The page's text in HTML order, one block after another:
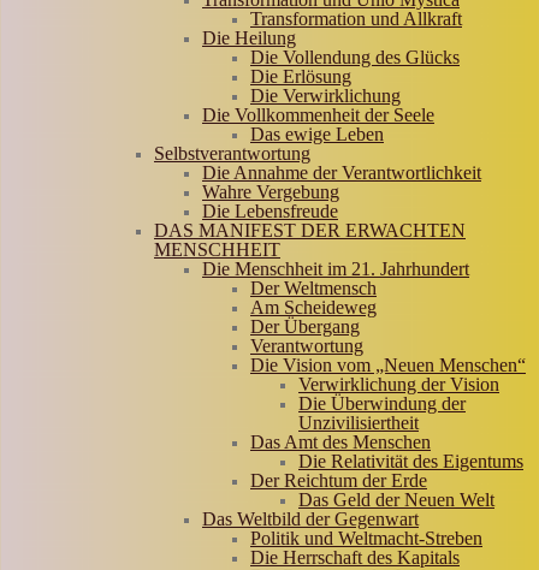
Transformation und Allkraft
Die Heilung
Die Vollendung des Glücks
Die Erlösung
Die Verwirklichung
Die Vollkommenheit der Seele
Das ewige Leben
Selbstverantwortung
Die Annahme der Verantwortlichkeit
Wahre Vergebung
Die Lebensfreude
DAS MANIFEST DER ERWACHTEN
MENSCHHEIT
Die Menschheit im 21. Jahrhundert
Der Weltmensch
Am Scheideweg
Der Übergang
Verantwortung
Die Vision vom „Neuen Menschen“
Verwirklichung der Vision
Die Überwindung der
Unzivilisiertheit
Das Amt des Menschen
Die Relativität des Eigentums
Der Reichtum der Erde
Das Geld der Neuen Welt
Das Weltbild der Gegenwart
Politik und Weltmacht-Streben
Die Herrschaft des Kapitals